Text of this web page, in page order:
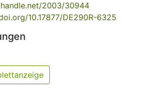
2003/30944
10.17877/DE290R-6325